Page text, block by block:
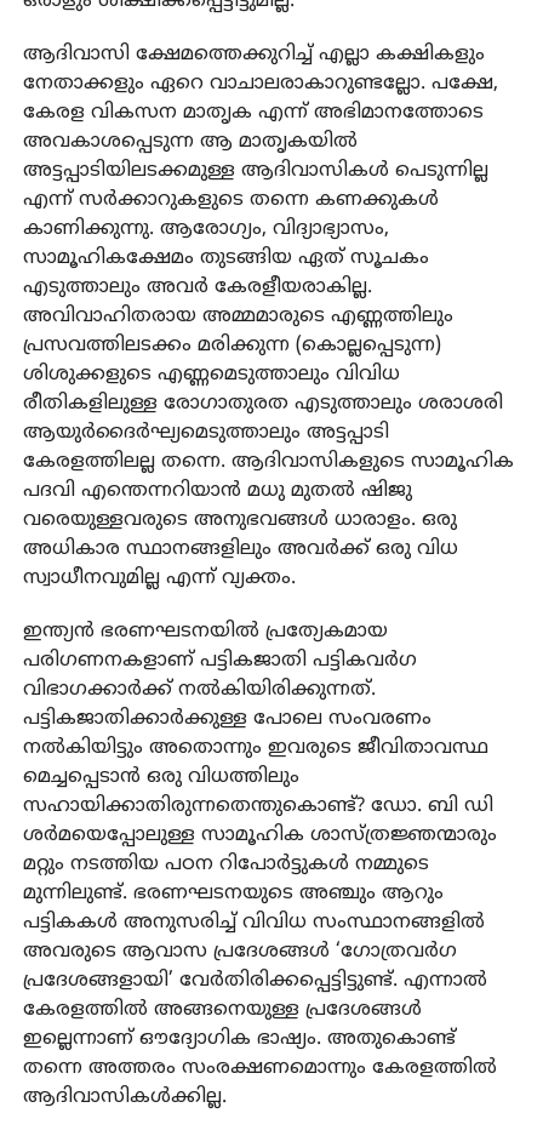
ആദിവാസി ക്ഷേമത്തെക്കുറിച്ച് എല്ലാ കക്ഷികളും
നേതാക്കളും ഏറെ വാചാലരാകാറുണ്ടല്ലോ. പക്ഷേ,
കേരള വികസന മാതൃക എന്ന് അഭിമാനത്തോടെ
അവകാശപ്പെടുന്ന ആ മാതൃകയില്‍
അട്ടപ്പാടിയിലടക്കമുള്ള ആദിവാസികള്‍ പെടുന്നില്ല
എന്ന് സര്‍ക്കാറുകളുടെ തന്നെ കണക്കുകള്‍
കാണിക്കുന്നു. ആരോഗ്യം, വിദ്യാഭ്യാസം,
സാമൂഹികക്ഷേമം തുടങ്ങിയ ഏത് സൂചകം
എടുത്താലും അവര്‍ കേരളീയരാകില്ല.
അവിവാഹിതരായ അമ്മമാരുടെ എണ്ണത്തിലും
പ്രസവത്തിലടക്കം മരിക്കുന്ന (കൊല്ലപ്പെടുന്ന)
ശിശുക്കളുടെ എണ്ണമെടുത്താലും വിവിധ
രീതികളിലുള്ള രോഗാതുരത എടുത്താലും ശരാശരി
ആയുര്‍ദൈര്‍ഘ്യമെടുത്താലും അട്ടപ്പാടി
കേരളത്തിലല്ല തന്നെ. ആദിവാസികളുടെ സാമൂഹിക
പദവി എന്തെന്നറിയാന്‍ മധു മുതല്‍ ഷിജു
വരെയുള്ളവരുടെ അനുഭവങ്ങള്‍ ധാരാളം. ഒരു
അധികാര സ്ഥാനങ്ങളിലും അവര്‍ക്ക് ഒരു വിധ
സ്വാധീനവുമില്ല എന്ന് വ്യക്തം.
ഇന്ത്യന്‍ ഭരണഘടനയില്‍ പ്രത്യേകമായ
പരിഗണനകളാണ് പട്ടികജാതി പട്ടികവര്‍ഗ
വിഭാഗക്കാര്‍ക്ക് നല്‍കിയിരിക്കുന്നത്.
പട്ടികജാതിക്കാര്‍ക്കുള്ള പോലെ സംവരണം
നല്‍കിയിട്ടും അതൊന്നും ഇവരുടെ ജീവിതാവസ്ഥ
മെച്ചപ്പെടാന്‍ ഒരു വിധത്തിലും
സഹായിക്കാതിരുന്നതെന്തുകൊണ്ട്? ഡോ. ബി ഡി
ശര്‍മയെപ്പോലുള്ള സാമൂഹിക ശാസ്ത്രജ്ഞന്മാരും
മറ്റും നടത്തിയ പഠന റിപോര്‍ട്ടുകള്‍ നമ്മുടെ
മുന്നിലുണ്ട്. ഭരണഘടനയുടെ അഞ്ചും ആറും
പട്ടികകള്‍ അനുസരിച്ച് വിവിധ സംസ്ഥാനങ്ങളില്‍
അവരുടെ ആവാസ പ്രദേശങ്ങള്‍ ‘ഗോത്രവര്‍ഗ
പ്രദേശങ്ങളായി’ വേര്‍തിരിക്കപ്പെട്ടിട്ടുണ്ട്. എന്നാല്‍
കേരളത്തില്‍ അങ്ങനെയുള്ള പ്രദേശങ്ങള്‍
ഇല്ലെന്നാണ് ഔദ്യോഗിക ഭാഷ്യം. അതുകൊണ്ട്
തന്നെ അത്തരം സംരക്ഷണമൊന്നും കേരളത്തില്‍
ആദിവാസികള്‍ക്കില്ല.